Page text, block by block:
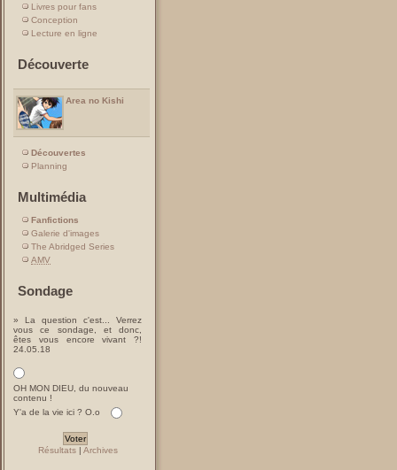
Livres pour fans
Conception
Lecture en ligne
Découverte
Area no Kishi
Découvertes
Planning
Multimédia
Fanfictions
Galerie d'images
The Abridged Series
AMV
Sondage
» La question c'est... Verrez
vous ce sondage, et donc,
êtes vous encore vivant ?!
24.05.18
OH MON DIEU, du nouveau
contenu !
Y'a de la vie ici ? O.o
Résultats| Archives